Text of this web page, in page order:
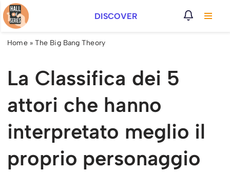
Vai
al
DISCOVER
Home» The Big Bang Theory
La Classifica dei 5
attori che hanno
interpretato meglio il
proprio personaggio